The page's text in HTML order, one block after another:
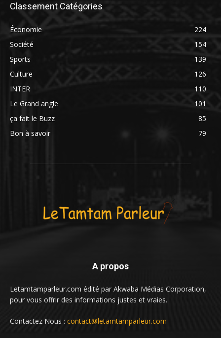
Classement Catégories
Économie
224
Société
154
Sports
139
Culture
126
INTER
110
Le Grand angle
101
ça fait le Buzz
85
Bon à savoir
79
A propos
Letamtamparleur.com édité par Akwaba Médias Corporation,
pour vous offrir des informations justes et vraies.
Contactez Nous : contact@letamtamparleur.com